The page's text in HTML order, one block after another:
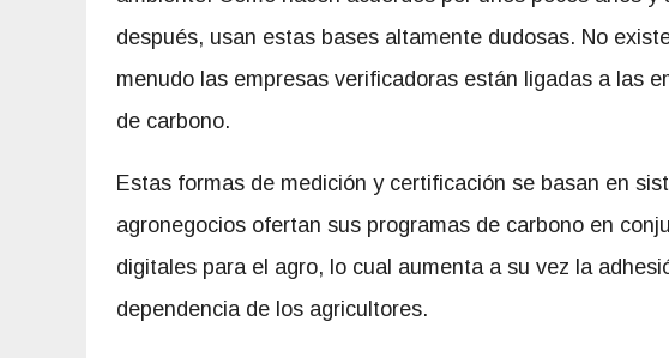
después, usan estas bases altamente dudosas. No
menudo las empresas verificadoras están ligadas a las
de carbono.
Estas formas de medición y certificación se basan en
agronegocios ofertan sus programas de carbono en
digitales para el agro, lo cual aumenta a su vez la
dependencia de los agricultores.